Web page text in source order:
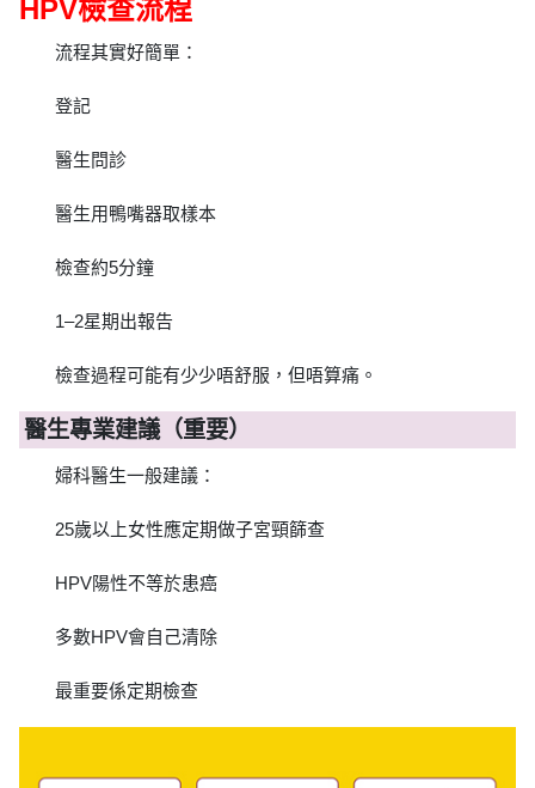
HPV檢查流程
流程其實好簡單：
登記
醫生問診
醫生用鴨嘴器取樣本
檢查約5分鐘
1–2星期出報告
檢查過程可能有少少唔舒服，但唔算痛。
醫生專業建議（重要）
婦科醫生一般建議：
25歲以上女性應定期做子宮頸篩查
HPV陽性不等於患癌
多數HPV會自己清除
最重要係定期檢查